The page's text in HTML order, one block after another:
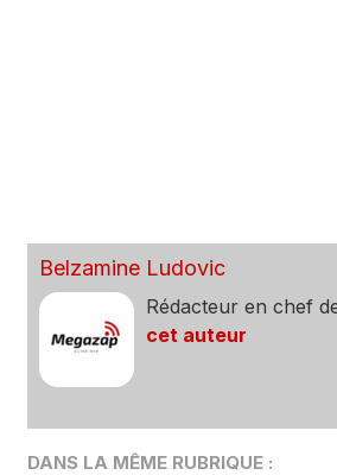
Belzamine Ludovic
Rédacteur en chef
cet auteur
DANS LA MÊME RUBRIQUE :